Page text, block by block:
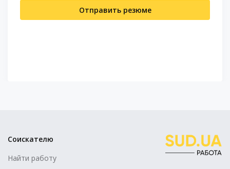
Отправить резюме
Соискателю
Найти работу